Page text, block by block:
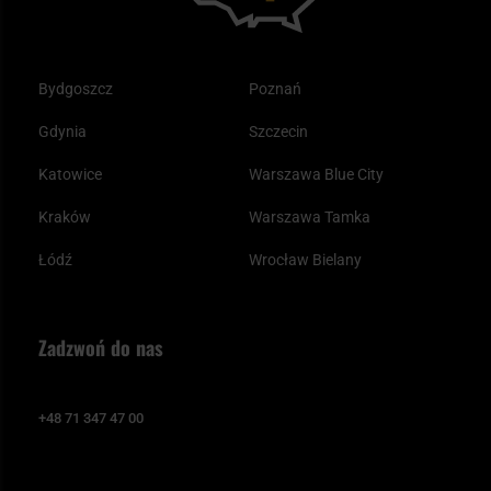
Bydgoszcz
Gdynia
Katowice
Kraków
Łódź
Poznań
Szczecin
Warszawa Blue City
Warszawa Tamka
Wrocław Bielany
Zadzwoń do nas
+48 71 347 47 00